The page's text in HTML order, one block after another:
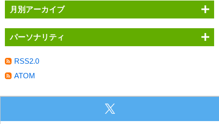
月別アーカイブ
パーソナリティ
RSS2.0
ATOM